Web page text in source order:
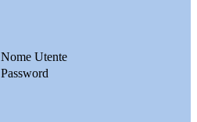
Nome Utente
Password